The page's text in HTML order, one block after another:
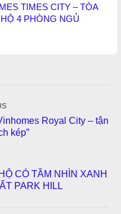
TIMES CITY – TÒA
4 PHÒNG NGỦ
Royal City – tận
kép”
CÓ TẦM NHÌN XANH
PARK HILL